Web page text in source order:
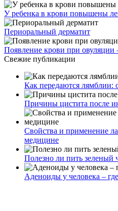
У ребенка в крови повышены
Периоральный дерматит
Появление крови при
Свежие публикации
Как передаются лямблии:
Причины цистита после
Свойства и применение
медицине
Полезно ли пить зеленый
Аденоиды у человека –